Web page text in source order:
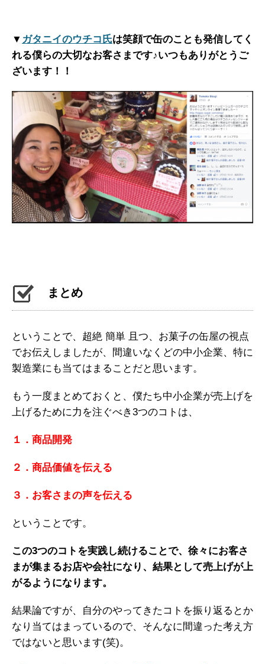
▼ ガタニイのウチコ氏は笑顔で缶のことも発信してく
れる僕らの大切なお客さまです♪いつもありがとうご
ざいます！！
まとめ
ということで、超絶 簡単 且つ、お菓子の缶屋の視点
でお伝えしましたが、間違いなくどの中小企業、特に
製造業にも当てはまることだと思います。
もう一度まとめておくと、僕たち中小企業が売上げを
上げるために力を注ぐべき3つのコトは、
１．商品開発
２．商品価値を伝える
３．お客さまの声を伝える
ということです。
この3つのコトを実践し続けることで、徐々にお客さ
まが集まるお店や会社になり、結果として売上げが上
がるようになります。
結果論ですが、自分のやってきたコトを振り返るとか
なり当てはまっているので、そんなに間違った考え方
ではないと思います(笑)。